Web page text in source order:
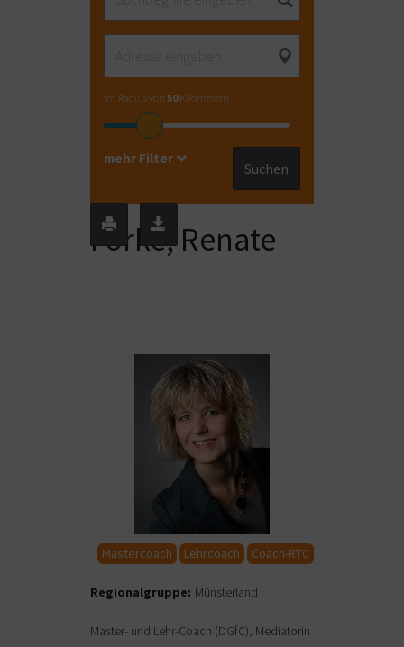
im Radius von 50Kilometern
Suchen
mehr Filter
Forke, Renate
Mastercoach Lehrcoach Coach-RTC
Regionalgruppe: Münsterland
Master- und Lehr-Coach (DGfC), Mediatorin